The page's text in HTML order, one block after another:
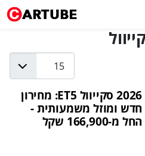
2026 סקייוול ET5: מחירון
חדש ומוזל משמעותית -
החל מ-166,900 שקל